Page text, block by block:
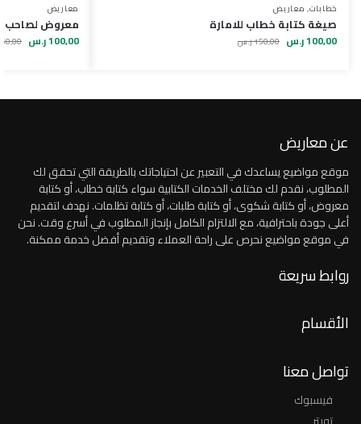
خطابات, معاريض
صيغة كتابة خطاب للامارة
150,00ر.س 100,00ر.س
معاريض
معروض لصاحب
100,00ر.س
عن معاريض
موقع مواضيع يساعدك في التعبير عن احتياجاتك بالطريقة التي تحقق لك
المطلوب، نقدم لك مختلف الخدمات الكتابية سواء كتابة خطاب، أو كتابة
معروض، أو كتابة شكوى، أو كتابة طلبات، أو كتابة تظلمات. نهدف لتقديم
أعلى جودة باحترافية، مع الالتزام الكامل بإنجاز المطلوب في أسرع وقت. نحن
في موقع مواضيع نحرص على راحة العملاء وتقديم أفضل خدمة ممكنة.
روابط سريعة
الأقسام
تواصل معنا
فيسبوك